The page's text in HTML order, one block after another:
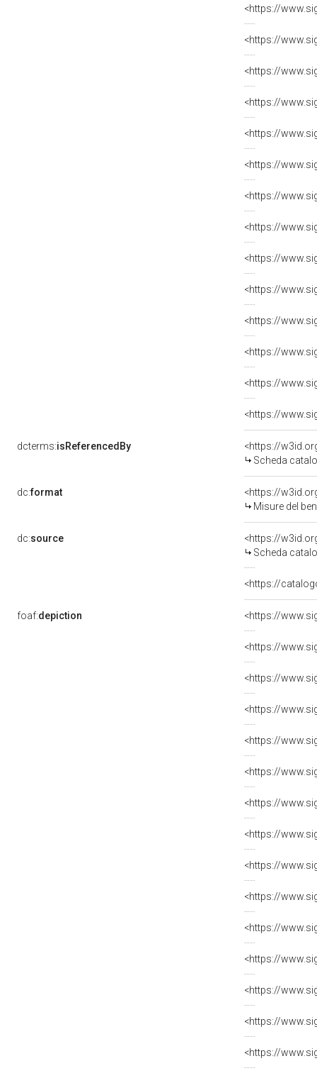
<https://
<https://
<https://
<https://
<https://
<https://
<https://
<https://
<https://
<https://
<https://
<https://
<https://
<https://
dcterms:isReferencedBy
<https://
Scheda
dc:format
<https://
Misure del
dc:source
<https://
Scheda
<https://
foaf:depiction <https://
<https://
<https://
<https://
<https://
<https://
<https://
<https://
<https://
<https://
<https://
<https://
<https://
<https://
<https://